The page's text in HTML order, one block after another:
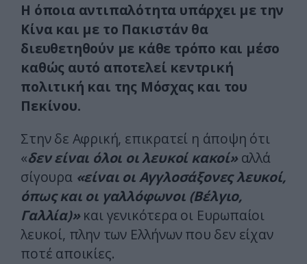
Η όποια αντιπαλότητα υπάρχει με την
Κίνα και με το Πακιστάν θα
διευθετηθούν με κάθε τρόπο και μέσο
καθώς αυτό αποτελεί κεντρική
πολιτική και της Μόσχας και του
Πεκίνου.
Στην δε Αφρική, επικρατεί η άποψη ότι
«δεν είναι όλοι οι λευκοί κακοί»αλλά
σίγουρα «είναι οι Αγγλοσάξονες λευκοί,
όπως και οι γαλλόφωνοι (Βέλγιο,
Γαλλία)»και γενικότερα οι Ευρωπαίοι
λευκοί, πλην των Ελλήνων που δεν είχαν
ποτέ αποικίες.